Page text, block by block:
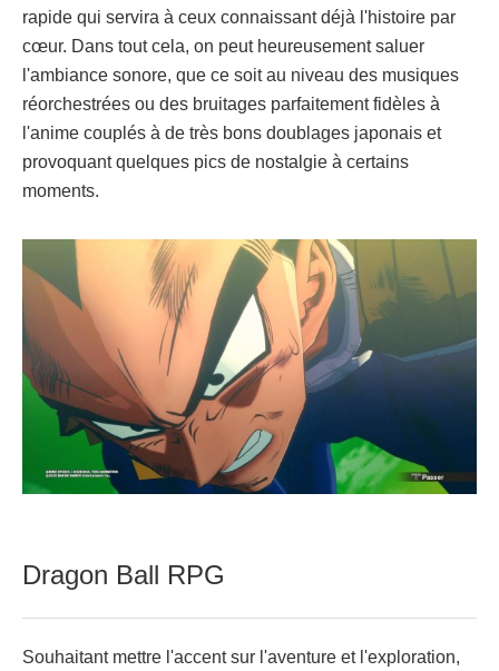
rapide qui servira à ceux connaissant déjà l'histoire par
cœur. Dans tout cela, on peut heureusement saluer
l'ambiance sonore, que ce soit au niveau des musiques
réorchestrées ou des bruitages parfaitement fidèles à
l'anime couplés à de très bons doublages japonais et
provoquant quelques pics de nostalgie à certains
moments.
Dragon Ball RPG
Souhaitant mettre l'accent sur l'aventure et l'exploration,